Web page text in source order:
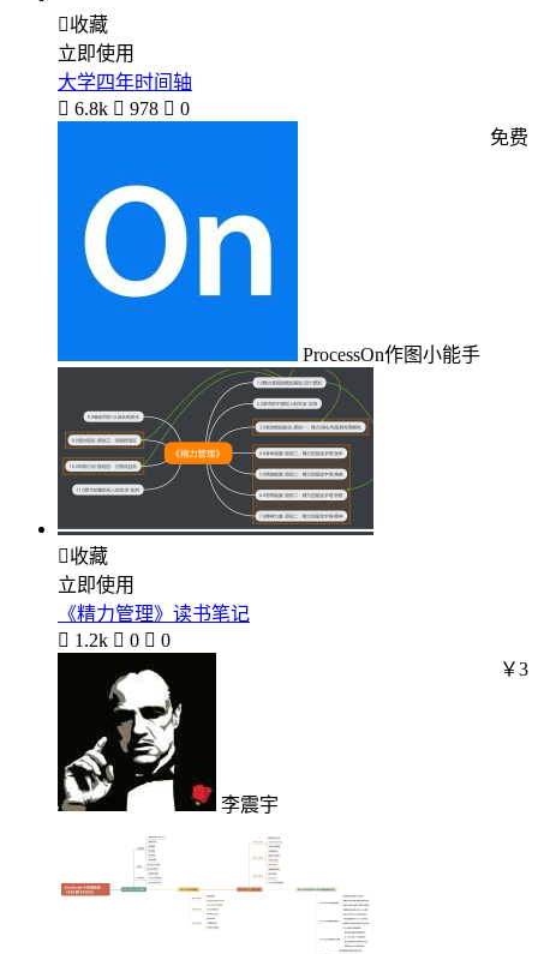
收藏
立即使用
大学四年时间轴
 6.8k  978  0
ProcessOn作图小能手
免费
收藏
立即使用
《精力管理》读书笔记
 1.2k  0  0
李震宇
￥3